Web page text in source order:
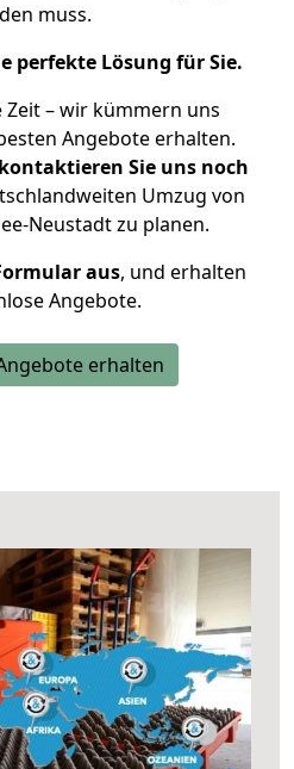
muss.
perfekte Lösung für Sie.
Zeit – wir kümmern uns
Angebote erhalten.
kontaktieren Sie uns noch
Umzug von
Neustadt zu planen.
aus, und erhalten
Angebote.
erhalten